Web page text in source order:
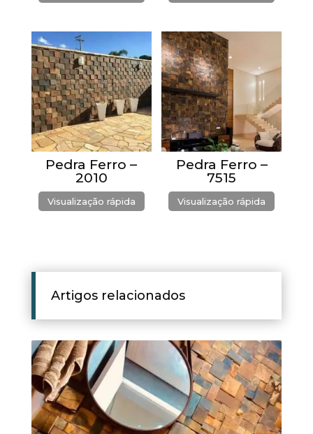
Pedra Ferro –
2010
Visualização rápida
Pedra Ferro –
7515
Visualização rápida
Artigos relacionados